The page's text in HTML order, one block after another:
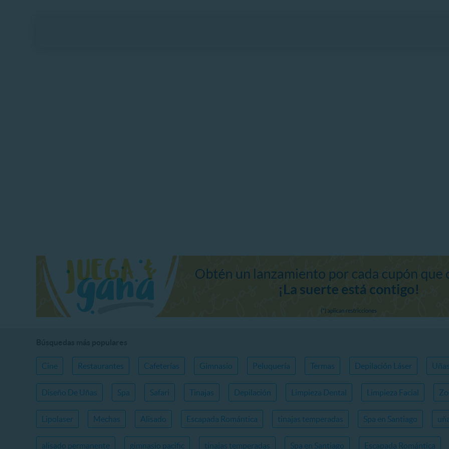
Cine Restaurantes Cafeterías Gimnasio Peluquería Termas Depilación Láser
Diseño De Uñas Spa Safari Tinajas Depilación Limpieza Dental Limpieza Facial
Lipolaser Mechas Alisado Escapada Romántica tinajas temperadas Spa en Santiago
alisado permanente gimnasio pacific tinajas temperadas Spa en Santiago Escapada Romántica